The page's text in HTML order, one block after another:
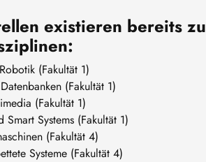
existieren bereits zu
(Fakultät 1)
(Fakultät 1)
(Fakultät 1)
Systems (Fakultät 1)
(Fakultät 4)
Systeme (Fakultät 4)